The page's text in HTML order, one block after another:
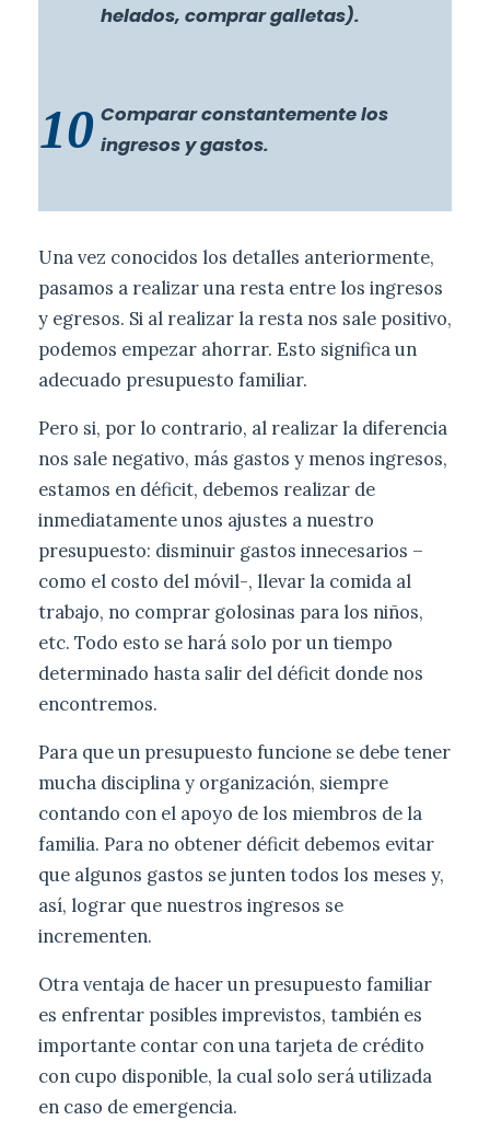
helados, comprar galletas).
10 Comparar constantemente los
ingresos y gastos.
Una vez conocidos los detalles anteriormente,
pasamos a realizar una resta entre los ingresos
y egresos. Si al realizar la resta nos sale positivo,
podemos empezar ahorrar. Esto significa un
adecuado presupuesto familiar.
Pero si, por lo contrario, al realizar la diferencia
nos sale negativo, más gastos y menos ingresos,
estamos en déficit, debemos realizar de
inmediatamente unos ajustes a nuestro
presupuesto: disminuir gastos innecesarios –
como el costo del móvil-, llevar la comida al
trabajo, no comprar golosinas para los niños,
etc. Todo esto se hará solo por un tiempo
determinado hasta salir del déficit donde nos
encontremos.
Para que un presupuesto funcione se debe tener
mucha disciplina y organización, siempre
contando con el apoyo de los miembros de la
familia. Para no obtener déficit debemos evitar
que algunos gastos se junten todos los meses y,
así, lograr que nuestros ingresos se
incrementen.
Otra ventaja de hacer un presupuesto familiar
es enfrentar posibles imprevistos, también es
importante contar con una tarjeta de crédito
con cupo disponible, la cual solo será utilizada
en caso de emergencia.